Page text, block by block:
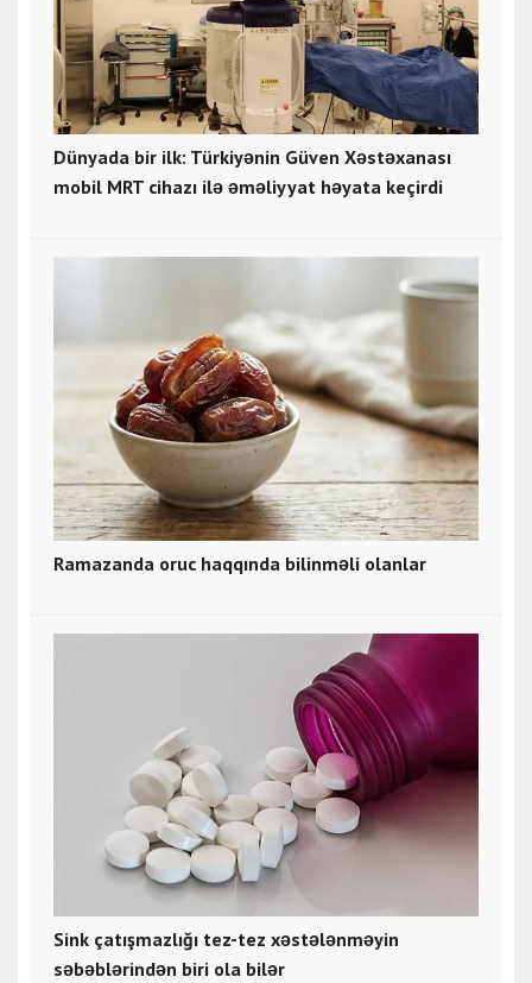
Dünyada bir ilk: Türkiyənin Güven Xəstəxanası
mobil MRT cihazı ilə əməliyyat həyata keçirdi
Ramazanda oruc haqqında bilinməli olanlar
Sink çatışmazlığı tez-tez xəstələnməyin
səbəblərindən biri ola bilər